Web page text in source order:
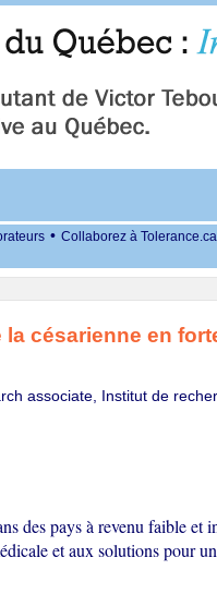
• Collaborez à
césarienne en
associate, Institut de
des pays à revenu faible et
et aux solutions pour